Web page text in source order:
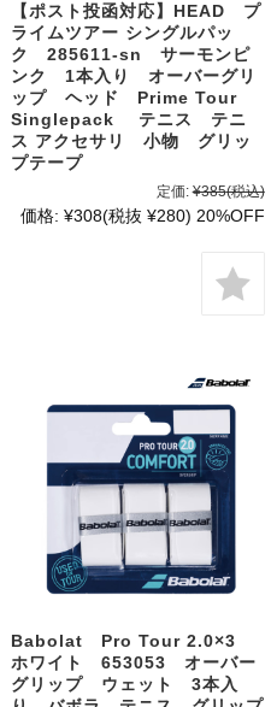
【ポスト投函対応】HEAD プ
ライムツアー シングルパッ
ク 285611-sn サーモンピ
ンク 1本入り オーバーグリ
ップ ヘッド Prime Tour
Singlepack テニス テニ
ス アクセサリ 小物 グリッ
プテープ
定価: ¥385(税込)
価格: ¥308(税抜 ¥280) 20%OFF
Babolat Pro Tour 2.0×3
ホワイト 653053 オーバー
グリップ ウェット 3本入